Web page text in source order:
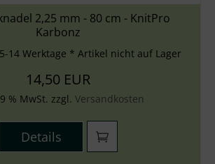
2,25 mm - 80 cm - KnitPro
Karbonz
5-14 Werktage * Artikel nicht auf Lager
14,50 EUR
% MwSt. zzgl. Versandkosten
Details